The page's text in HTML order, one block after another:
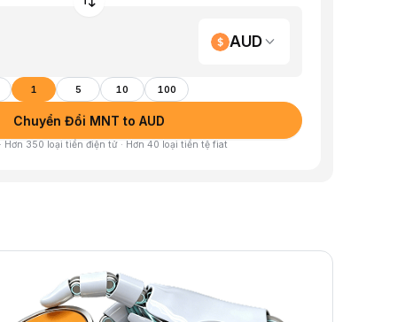
AUD
1 5 10 100
Chuyển Đổi MNT to AUD
Hơn 350 loại tiền điện tử · Hơn 40 loại tiền tệ fiat